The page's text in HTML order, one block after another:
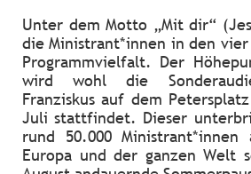
Unter dem Motto „Mit dir“
die Ministrant*innen in den vier
Programmvielfalt. Der
wird wohl die
Franziskus auf dem
Juli stattfindet. Dieser
rund 50.000 Ministrant*innen
Europa und der ganzen Welt